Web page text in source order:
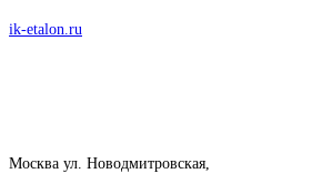
Перейти
ik-etalon.ru
Москва ул. Новодмитровская,